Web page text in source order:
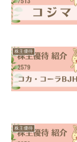
株主優待
株主優待